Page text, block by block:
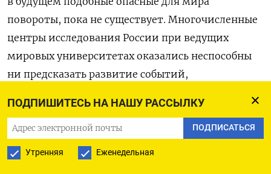
ПОДПИШИТЕСЬ НА НАШУ РАССЫЛКУ
ПОДПИСАТЬСЯ
Утренняя Еженедельная
повороты, пока не существует. Многочисленные
центры исследования России при ведущих
мировых университетах оказались неспособны
ни предсказать развитие событий,
рисков. И сейчас, как можно понять из тех
инструментов политики в отношении России,
которые предлагаются и используются Западом,